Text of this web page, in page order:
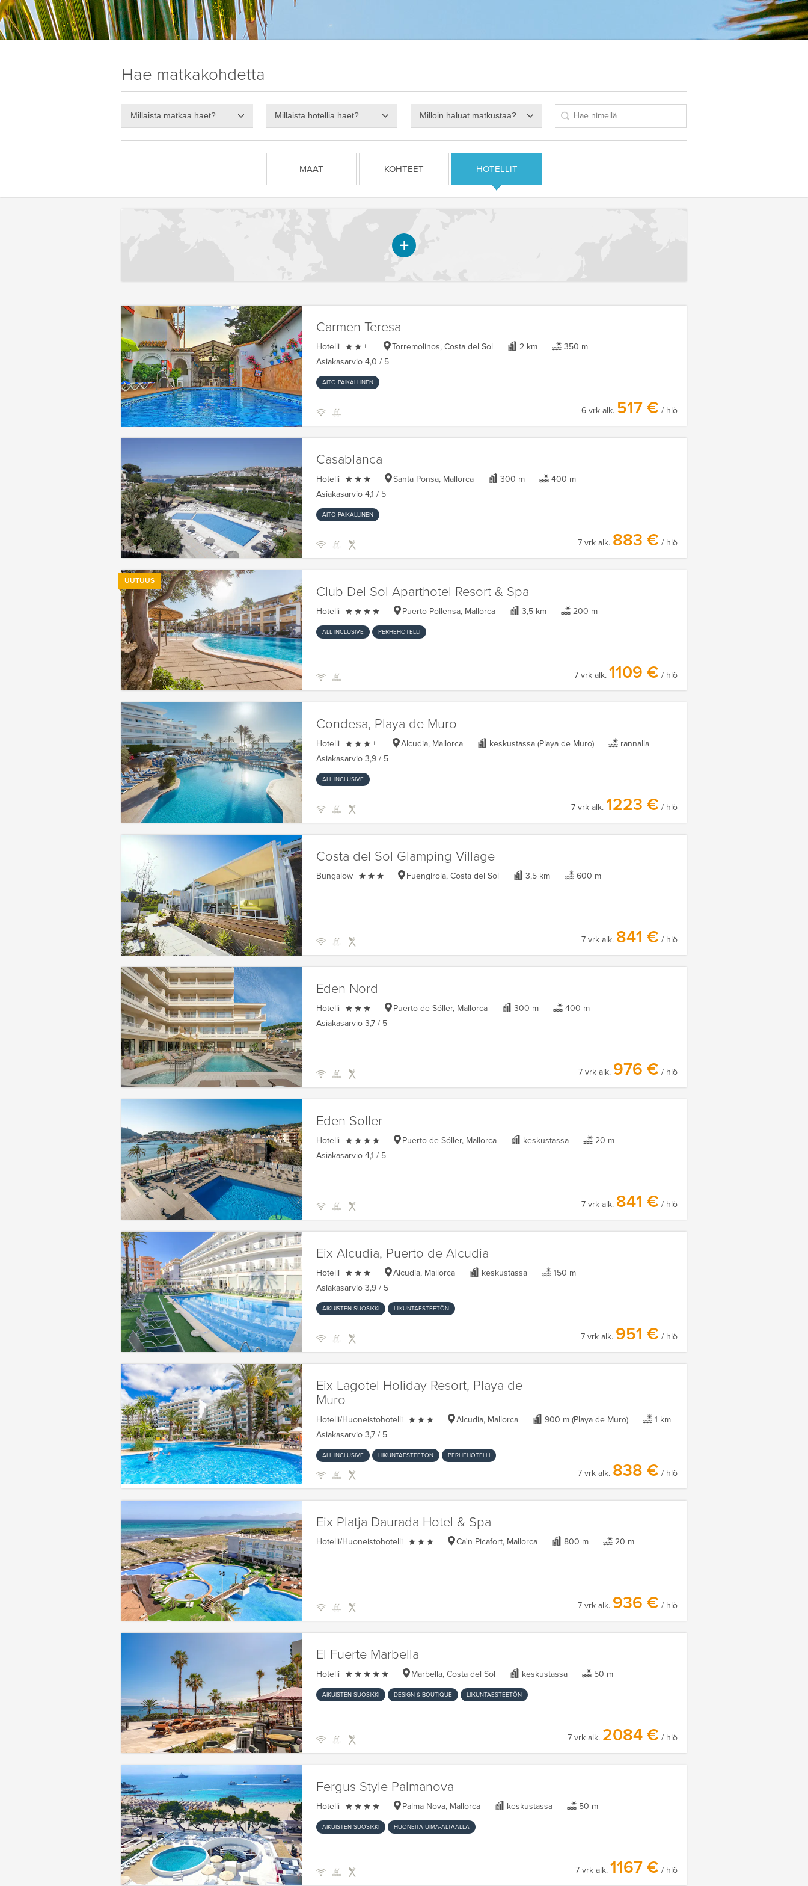
Hae matkakohdetta
Millaista matkaa haet? Millaista hotellia haet? Milloin haluat matkustaa?
MAAT KOHTEET HOTELLIT
Carmen Teresa
Hotelli  + Torremolinos, Costa del Sol 2 km
350 m
Asiakasarvio 4,0/ 5
AITO PAIKALLINEN
6 vrk alk. 517 € / hlö
Casablanca
Hotelli  Santa Ponsa, Mallorca 300 m
400 m
Asiakasarvio 4,1/ 5
AITO PAIKALLINEN
7 vrk alk. 883 € / hlö
UUTUUS
Club Del Sol Aparthotel Resort & Spa
Hotelli  Puerto Pollensa, Mallorca 3,5 km 200 m
ALL INCLUSIVE PERHEHOTELLI
7 vrk alk. 1109 € / hlö
Condesa, Playa de Muro
Hotelli  + Alcudia, Mallorca keskustassa (Playa de Muro)
rannalla
Asiakasarvio 3,9/ 5
ALL INCLUSIVE
7 vrk alk. 1223 € / hlö
Costa del Sol Glamping Village
Bungalow  Fuengirola, Costa del Sol 3,5 km 600 m
7 vrk alk. 841 € / hlö
Eden Nord
Hotelli  Puerto de Sóller, Mallorca 300 m
400 m
Asiakasarvio 3,7/ 5
7 vrk alk. 976 € / hlö
Eden Soller
Hotelli  Puerto de Sóller, Mallorca keskustassa
20 m
Asiakasarvio 4,1/ 5
7 vrk alk. 841 € / hlö
Eix Alcudia, Puerto de Alcudia
Hotelli  Alcudia, Mallorca keskustassa
150 m
Asiakasarvio 3,9/ 5
AIKUISTEN SUOSIKKI LIIKUNTAESTEETÖN
7 vrk alk. 951 € / hlö
Eix Lagotel Holiday Resort, Playa de
Muro
Hotelli/Huoneistohotelli  Alcudia, Mallorca 900 m (Playa de Muro)
1 km
Asiakasarvio 3,7/ 5
ALL INCLUSIVE LIIKUNTAESTEETÖN PERHEHOTELLI
7 vrk alk. 838 € / hlö
Eix Platja Daurada Hotel & Spa
Hotelli/Huoneistohotelli  Ca'n Picafort, Mallorca 800 m 20 m
7 vrk alk. 936 € / hlö
El Fuerte Marbella
Hotelli  Marbella, Costa del Sol keskustassa 50 m
AIKUISTEN SUOSIKKI DESIGN & BOUTIQUE LIIKUNTAESTEETÖN
7 vrk alk. 2084 € / hlö
Fergus Style Palmanova
Hotelli  Palma Nova, Mallorca keskustassa 50 m
AIKUISTEN SUOSIKKI HUONEITA UIMA-ALTAALLA
7 vrk alk. 1167 € / hlö